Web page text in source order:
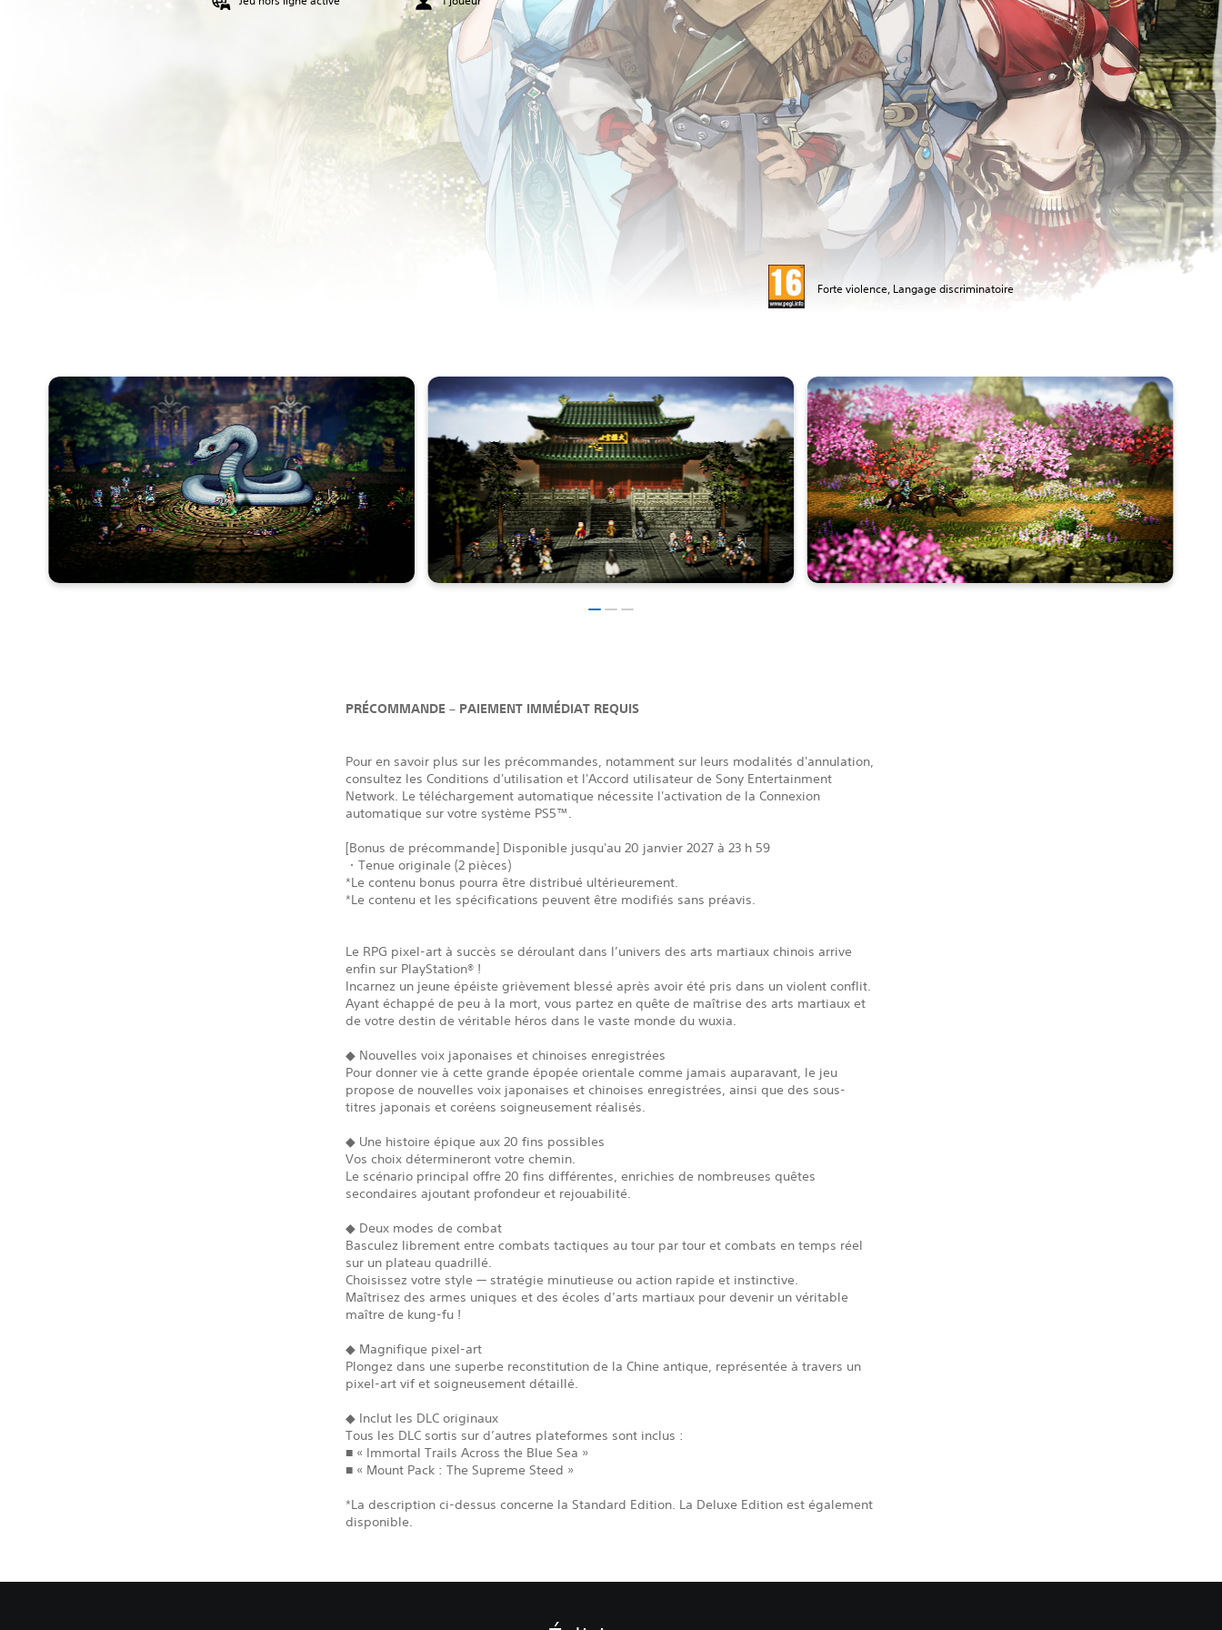
Forte violence, Langage discriminatoire
PRÉCOMMANDE – PAIEMENT IMMÉDIAT REQUIS
Pour en savoir plus sur les précommandes, notamment sur leurs modalités d'annulation,
consultez les Conditions d'utilisation et l'Accord utilisateur de Sony Entertainment
Network. Le téléchargement automatique nécessite l'activation de la Connexion
automatique sur votre système PS5™.
[Bonus de précommande] Disponible jusqu'au 20 janvier 2027 à 23 h 59
・Tenue originale (2 pièces)
*Le contenu bonus pourra être distribué ultérieurement.
*Le contenu et les spécifications peuvent être modifiés sans préavis.
Le RPG pixel-art à succès se déroulant dans l’univers des arts martiaux chinois arrive
enfin sur PlayStation® !
Incarnez un jeune épéiste grièvement blessé après avoir été pris dans un violent conflit.
Ayant échappé de peu à la mort, vous partez en quête de maîtrise des arts martiaux et
de votre destin de véritable héros dans le vaste monde du wuxia.
◆ Nouvelles voix japonaises et chinoises enregistrées
Pour donner vie à cette grande épopée orientale comme jamais auparavant, le jeu
propose de nouvelles voix japonaises et chinoises enregistrées, ainsi que des sous-
titres japonais et coréens soigneusement réalisés.
◆ Une histoire épique aux 20 fins possibles
Vos choix détermineront votre chemin.
Le scénario principal offre 20 fins différentes, enrichies de nombreuses quêtes
secondaires ajoutant profondeur et rejouabilité.
◆ Deux modes de combat
Basculez librement entre combats tactiques au tour par tour et combats en temps réel
sur un plateau quadrillé.
Choisissez votre style — stratégie minutieuse ou action rapide et instinctive.
Maîtrisez des armes uniques et des écoles d’arts martiaux pour devenir un véritable
maître de kung-fu !
◆ Magnifique pixel-art
Plongez dans une superbe reconstitution de la Chine antique, représentée à travers un
pixel-art vif et soigneusement détaillé.
◆ Inclut les DLC originaux
Tous les DLC sortis sur d’autres plateformes sont inclus :
■ « Immortal Trails Across the Blue Sea »
■ « Mount Pack : The Supreme Steed »
*La description ci-dessus concerne la Standard Edition. La Deluxe Edition est également
disponible.